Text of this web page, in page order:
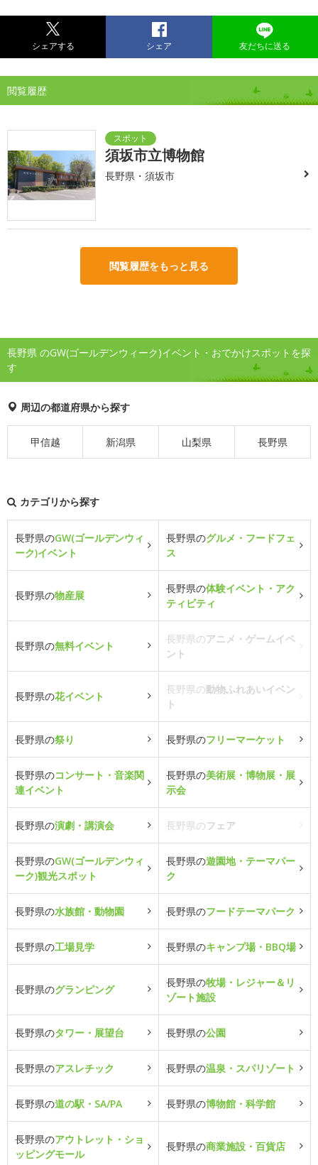
シェアする シェア 友だちに送る
閲覧履歴
須坂市立博物館
長野県・須坂市
閲覧履歴をもっと見る
長野県 のGW(ゴールデンウィーク)イベント・おでかけスポットを探
す
周辺の都道府県から探す
甲信越 新潟県 山梨県 長野県
カテゴリから探す
長野県のGW(ゴールデンウィ
ーク)イベント
長野県のグルメ・フードフェ
ス
長野県の物産展
長野県の体験イベント・アク
ティビティ
長野県の無料イベント
長野県のアニメ・ゲームイベ
ント
長野県の花イベント
長野県の動物ふれあいイベン
ト
長野県の祭り 長野県のフリーマーケット
長野県のコンサート・音楽関
連イベント
長野県の美術展・博物展・展
示会
長野県の演劇・講演会 長野県のフェア
長野県のGW(ゴールデンウィ
ーク)観光スポット
長野県の遊園地・テーマパー
ク
長野県の水族館・動物園 長野県のフードテーマパーク
長野県の工場見学 長野県のキャンプ場・BBQ場
長野県のグランピング
長野県の牧場・レジャー＆リ
ゾート施設
長野県のタワー・展望台 長野県の公園
長野県のアスレチック 長野県の温泉・スパリゾート
長野県の道の駅・SA/PA 長野県の博物館・科学館
長野県のアウトレット・ショ
ッピングモール
長野県の商業施設・百貨店